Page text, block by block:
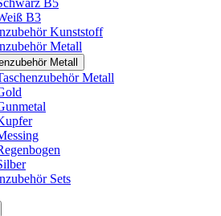
B5
B3
Kunststoff
Metall
Metall
Metall
Sets